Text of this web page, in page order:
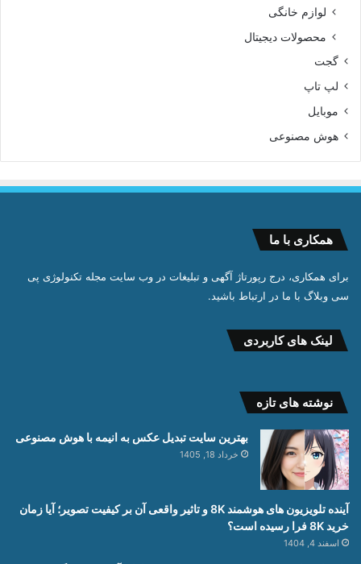
راهنمای خرید
تجهیزات هوشمند
لوازم خانگی
محصولات دیجیتال
گجت
لپ تاپ
همکاری با ما
سی وبلاگ با ما در ارتباط باشید.
نوشته های تازه